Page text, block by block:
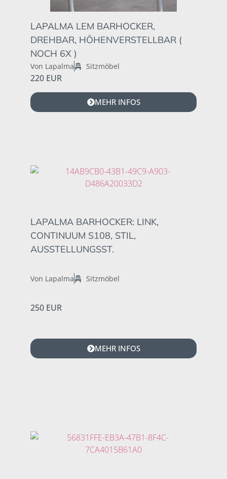
LAPALMA LEM BARHOCKER,
DREHBAR, HÖHENVERSTELLBAR (
NOCH 6X )
Von Lapalma Sitzmöbel
220 EUR
MEHR INFOS
LAPALMA BARHOCKER: LINK,
CONTINUUM S108, STIL,
AUSSTELLUNGSST.
Von Lapalma Sitzmöbel
250 EUR
MEHR INFOS